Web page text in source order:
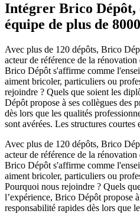
Intégrer Brico Dépôt,
équipe de plus de
Avec plus de 120 dépôts, Brico
acteur de référence de la
Brico Dépôt s'affirme comme
aiment bricoler, particuliers ou
rejoindre ? Quels que soient les
Dépôt propose à ses collègues des
dès lors que les qualités
sont avérées. Les structures courtes
Avec plus de 120 dépôts, Brico
acteur de référence de la
Brico Dépôt s'affirme comme
aiment bricoler, particuliers ou
Pourquoi nous rejoindre ? Quels
l’expérience, Brico Dépôt propose
responsabilité rapides dès lors que